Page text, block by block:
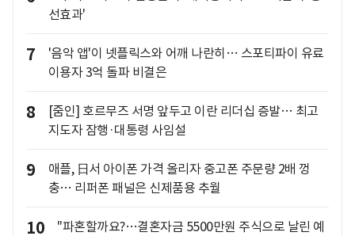
선효과'
7
'음악 앱'이 넷플릭스와 어깨 나란히… 스포티파이 유료
이용자 3억 돌파 비결은
8
[줌인] 호르무즈 서명 앞두고 이란 리더십 증발… 최고
지도자 잠행·대통령 사임설
9
애플, 日서 아이폰 가격 올리자 중고폰 주문량 2배 껑
충… 리퍼폰 패널은 신제품용 추월
10 "파혼할까요?…결혼자금 5500만원 주식으로 날린 예